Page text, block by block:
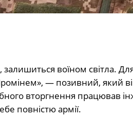
залишиться воїном світла.
— позивний, який
вторгнення працював
повністю армії.